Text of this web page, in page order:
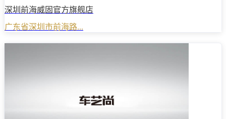
深圳前海威固官方旗舰店
广东省深圳市前海路...